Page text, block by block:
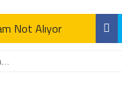
Not Alıyor